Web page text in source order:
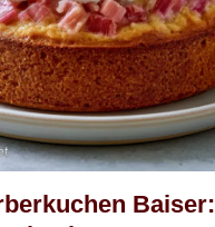
Baiser: